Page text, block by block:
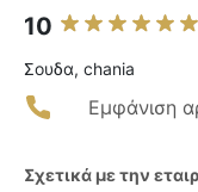
10
Σουδα, chania
Εμφάνιση
Σχετικά με την